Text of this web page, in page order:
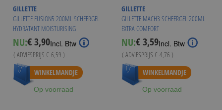
GILLETTE
GILLETTE FUSION5 200ML SCHEERGEL
HYDRATANT MOISTURISING
NU:Special
Price
€ 3,90Incl. Btw
( ADVIESPRIJS € 6,59 )
Vanaf € 3,75
WINKELMANDJE
Op voorraad
GILLETTE
GILLETTE MACH3 SCHEERGEL 200ML
EXTRA COMFORT
NU:Special
Price
€ 3,59Incl. Btw
( ADVIESPRIJS € 4,76 )
WINKELMANDJE
Op voorraad